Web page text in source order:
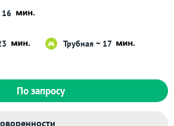
16
Трубная ~ 17
По запросу